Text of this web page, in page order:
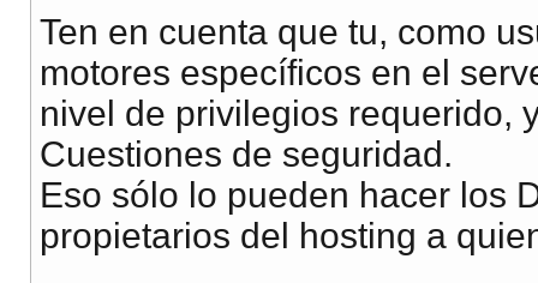
Ten en cuenta que tu, como
motores específicos en el
nivel de privilegios requerido,
Cuestiones de seguridad.
Eso sólo lo pueden hacer los
propietarios del hosting a